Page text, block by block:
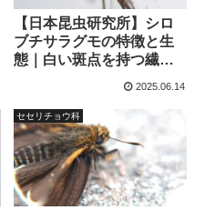
【日本昆虫研究所】シロ
ブチサラグモの特徴と生
態｜白い斑点を持つ繊細
2025.06.14
セセリチョウ科